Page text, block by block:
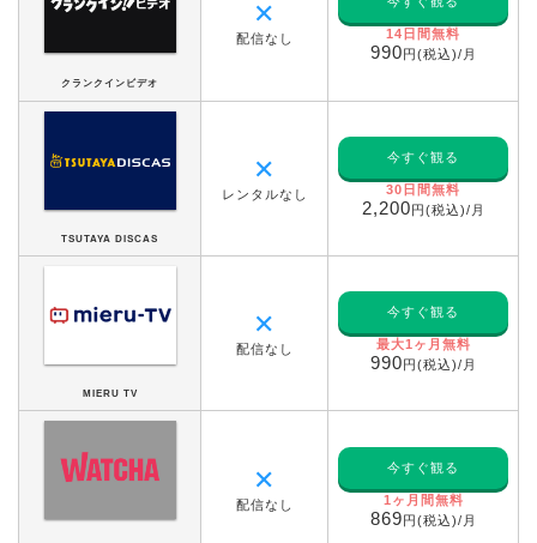
クランクインビデオ
✕
配信なし 14日間無料
990円(税込)/月
TSUTAYA DISCAS
✕
レンタルなし
今すぐ観る
30日間無料
2,200円(税込)/月
MIERU TV
✕
配信なし
今すぐ観る
最大1ヶ月無料
990円(税込)/月
✕
配信なし
今すぐ観る
1ヶ月間無料
869円(税込)/月